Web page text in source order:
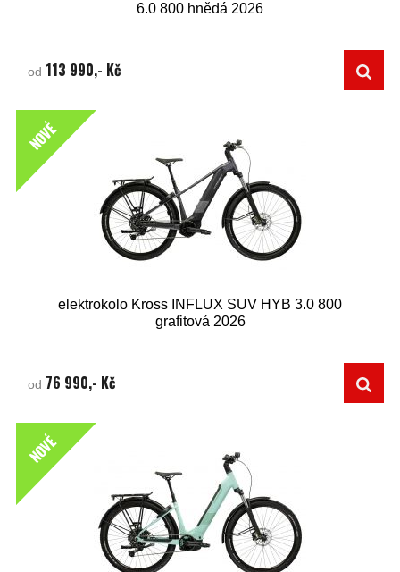
6.0 800 hnědá 2026
od 113 990,- Kč
NOVÉ
elektrokolo Kross INFLUX SUV HYB 3.0 800
grafitová 2026
od 76 990,- Kč
NOVÉ